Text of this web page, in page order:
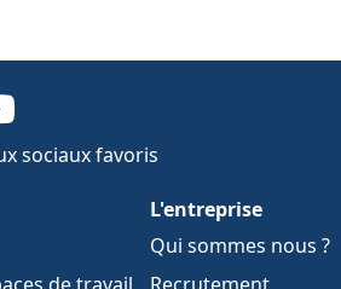
L'entreprise
Qui sommes nous ?
sociaux favoris